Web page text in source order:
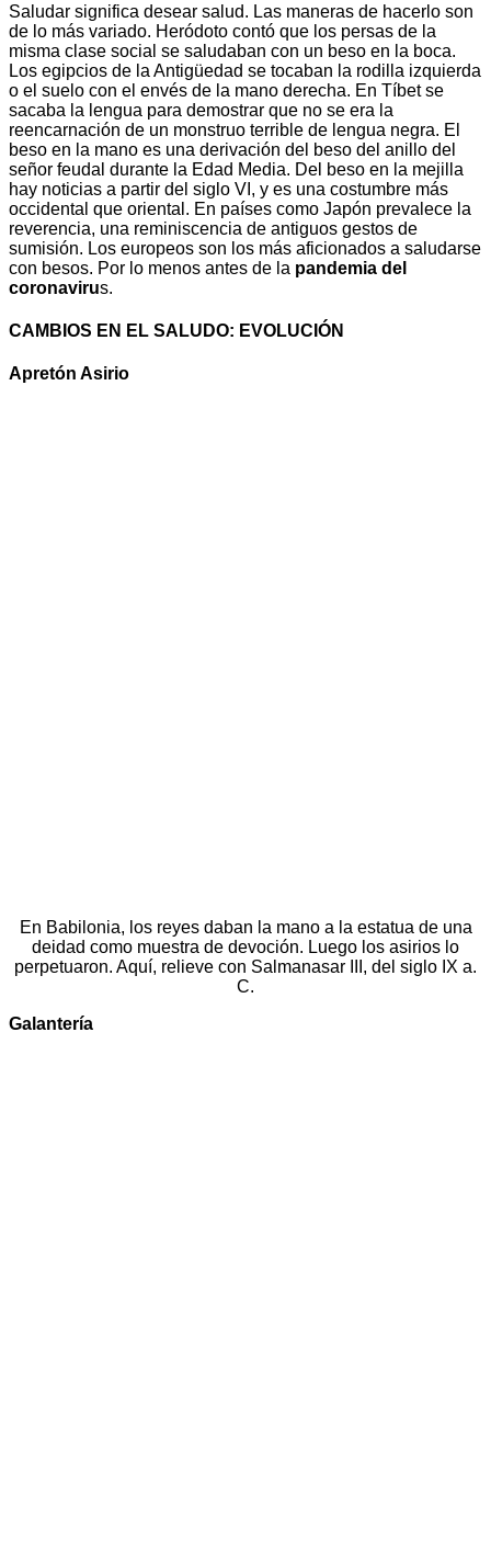
Saludar significa desear salud. Las maneras de hacerlo son
de lo más variado. Heródoto contó que los persas de la
misma clase social se saludaban con un beso en la boca.
Los egipcios de la Antigüedad se tocaban la rodilla izquierda
o el suelo con el envés de la mano derecha. En Tíbet se
sacaba la lengua para demostrar que no se era la
reencarnación de un monstruo terrible de lengua negra. El
beso en la mano es una derivación del beso del anillo del
señor feudal durante la Edad Media. Del beso en la mejilla
hay noticias a partir del siglo VI, y es una costumbre más
occidental que oriental. En países como Japón prevalece la
reverencia, una reminiscencia de antiguos gestos de
sumisión. Los europeos son los más aficionados a saludarse
con besos. Por lo menos antes de la pandemia del
coronavirus.
CAMBIOS EN EL SALUDO: EVOLUCIÓN
Apretón Asirio
En Babilonia, los reyes daban la mano a la estatua de una
deidad como muestra de devoción. Luego los asirios lo
perpetuaron. Aquí, relieve con Salmanasar III, del siglo IX a.
C.
Galantería